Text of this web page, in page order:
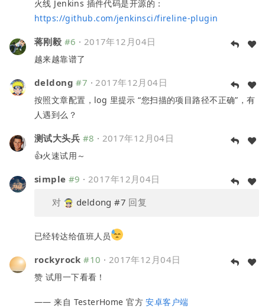
火线 Jenkins 插件代码是开源的：
https://github.com/jenkinsci/fireline-plugin
蒋刚毅 #6 · 2017年12月04日
越来越靠谱了
deldong #7 · 2017年12月04日
按照文章配置，log 里提示 “您扫描的项目路径不正确”，有
人遇到么？
测试大头兵 #8 · 2017年12月04日
👍火速试用～
simple #9 · 2017年12月04日
对
deldong #7 回复
已经转达给值班人员
rockyrock #10 · 2017年12月04日
赞 试用一下看看！
—— 来自 TesterHome 官方安卓客户端